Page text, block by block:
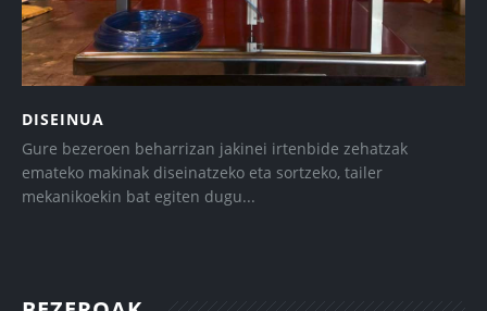
DISEINUA
Gure bezeroen beharrizan jakinei irtenbide zehatzak
emateko makinak diseinatzeko eta sortzeko, tailer
mekanikoekin bat egiten dugu...